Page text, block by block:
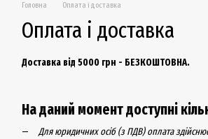
Головна Оплата і доставка
Оплата і доставка
Доставка від 5000 грн - БЕЗКОШТОВНА.
На даний момент доступні
Для юридичних осіб (з ПДВ) оплата